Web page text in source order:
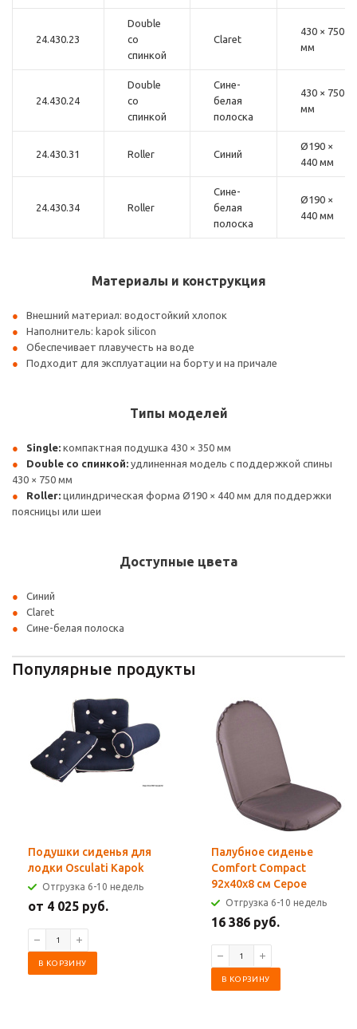
24.430.23
Double
со
спинкой
Claret
430 × 750
мм
24.430.24
Double
со
спинкой
Сине-
белая
полоска
430 × 750
мм
24.430.31 Roller Синий
Ø190 ×
440 мм
24.430.34 Roller
Сине-
белая
полоска
Ø190 ×
440 мм
Материалы и конструкция
Внешний материал: водостойкий хлопок
Наполнитель: kapok silicon
Обеспечивает плавучесть на воде
Подходит для эксплуатации на борту и на причале
Типы моделей
Single: компактная подушка 430 × 350 мм
Double со спинкой: удлиненная модель с поддержкой спины
430 × 750 мм
Roller: цилиндрическая форма Ø190 × 440 мм для поддержки
поясницы или шеи
Доступные цвета
Синий
Claret
Сине-белая полоска
Популярные продукты
Подушки сиденья для
лодки Osculati Kapok
Отгрузка 6-10 недель
от 4 025 руб.
В КОРЗИНУ
Палубное сиденье
Comfort Compact
92x40x8 см Серое
Отгрузка 6-10 недель
16 386 руб.
В КОРЗИНУ